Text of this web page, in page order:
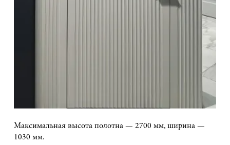
Максимальная высота полотна — 2700 мм, ширина —
1030 мм.